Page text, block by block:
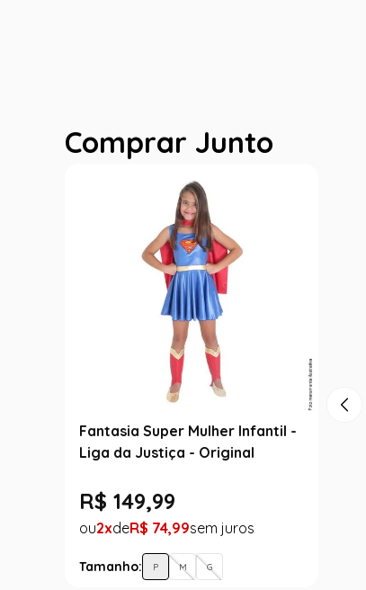
Comprar Junto
Fantasia Super Mulher Infantil -
Liga da Justiça - Original
R$ 149,99
2 R$ 74,99
Tamanho: P M G